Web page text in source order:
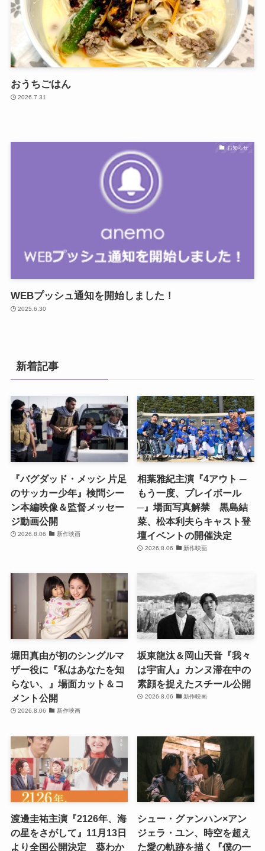
おうちごはん
2026.7.31
お知らせ
WEBプッシュ通知を開始しました！
2025.6.30
新着記事
『バグダッド・メッシ 片足
のサッカー少年』検問シー
ン本編映像＆監督メッセー
ジ動画公開
2026.8.06 新作映画
相葉雅紀主演『4アウト ─
もう一度、プレイボール
─』場面写真解禁 黒島結
菜、松本利夫らキャスト登
壇イベントの開催決定
2026.8.06 新作映画
堀田真由が初のシングルマ
ザー役に『私はあなたを知
らない、』場面カット＆コ
メント公開
2026.8.06 新作映画
坂東龍汰＆岡山天音『我々
は宇宙人』カンヌ滞在中の
素顔を捉えたスチール公開
2026.8.06 新作映画
渡邊圭祐主演『2126年、海
の星をさがして』11月13日
より全国公開決定 葵わか
シュー・グァンハン×アン
ジェラ・ユン、時空を超え
た愛の軌跡を描く『僕の一